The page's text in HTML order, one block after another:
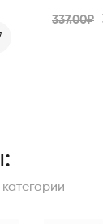
337.00₽